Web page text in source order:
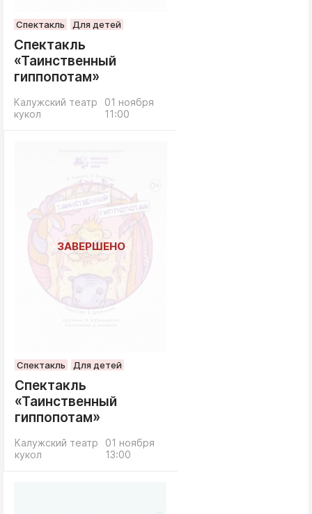
Спектакль Для детей
Спектакль
«Таинственный
гиппопотам»
01 ноября
11:00
Калужский театр
кукол
Спектакль Для детей
Спектакль
«Таинственный
гиппопотам»
01 ноября
13:00
Калужский театр
кукол